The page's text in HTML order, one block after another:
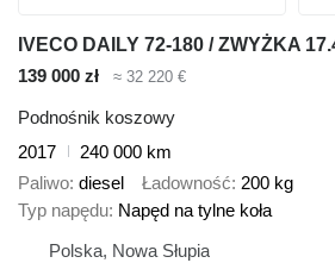
139 000 zł ≈ 32 220 €
Podnośnik koszowy
2017
240 000 km
Paliwo diesel Ładowność 200 kg
Typ napędu Napęd na tylne koła
Polska, Nowa Słupia